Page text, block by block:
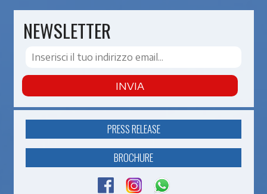
NEWSLETTER
INVIA
PRESS RELEASE
BROCHURE